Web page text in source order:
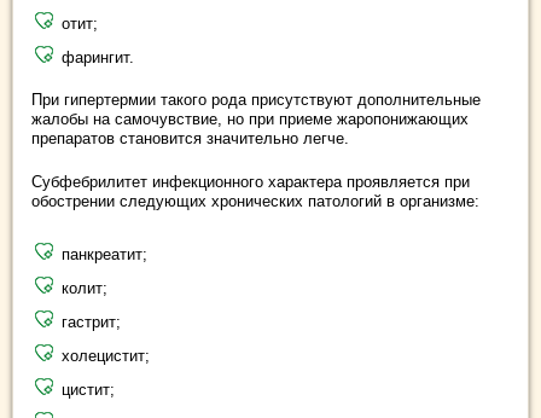
отит;
фарингит.
При гипертермии такого рода присутствуют дополнительные
жалобы на самочувствие, но при приеме жаропонижающих
препаратов становится значительно легче.
Субфебрилитет инфекционного характера проявляется при
обострении следующих хронических патологий в организме:
панкреатит;
колит;
гастрит;
холецистит;
цистит;